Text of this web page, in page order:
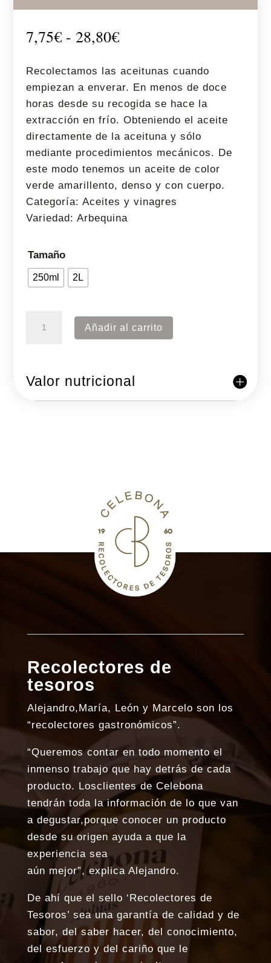
7,75€ - 28,80€Rango
precios:
desde
7,75€
hasta
28,80€
Recolectamos las aceitunas cuando
empiezan a enverar. En menos de doce
horas desde su recogida se hace la
extracción en frío. Obteniendo el aceite
directamente de la aceituna y sólo
mediante procedimientos mecánicos. De
este modo tenemos un aceite de color
verde amarillento, denso y con cuerpo.
Categoría: Aceites y vinagres
Variedad: Arbequina
Tamaño
250ml 2L
cantidad
Añadir al carrito
Valor nutricional
Recolectores de
tesoros
Alejandro,María, León y Marcelo son los
“recolectores gastronómicos”.
“Queremos contar en todo momento el
inmenso trabajo que hay detrás de cada
producto. Losclientes de Celebona
tendrán toda la información de lo que van
a degustar,porque conocer un producto
desde su origen ayuda a que la
experiencia sea
aún mejor”, explica Alejandro.
De ahí que el sello ‘Recolectores de
Tesoros’ sea una garantía de calidad y de
sabor, del saber hacer, del conocimiento,
del esfuerzo y del cariño que le